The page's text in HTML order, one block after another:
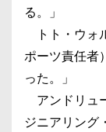
る。」
トト・ウォ
ポーツ責任者
った。」
アンドリュ
ジニアリング